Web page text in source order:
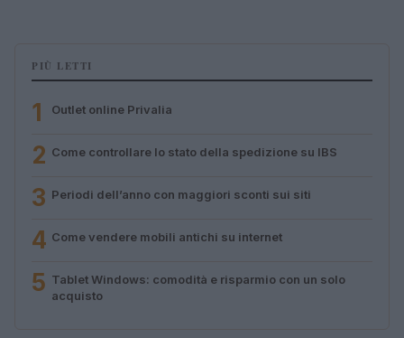
PIÙ LETTI
1 Outlet online Privalia
2 Come controllare lo stato della spedizione su IBS
3 Periodi dell’anno con maggiori sconti sui siti
4 Come vendere mobili antichi su internet
5 Tablet Windows: comodità e risparmio con un solo
acquisto